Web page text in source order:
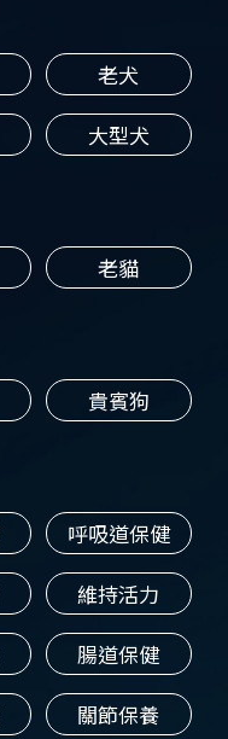
老犬
大型犬
老貓
貴賓狗
呼吸道保健
維持活力
腸道保健
關節保養